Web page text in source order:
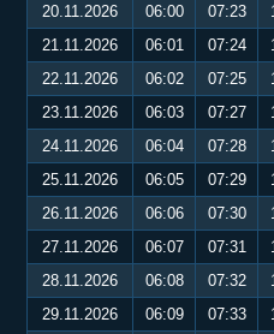
20.11.2026
06:00 07:23
21.11.2026
06:01 07:24
22.11.2026
06:02 07:25
23.11.2026
06:03 07:27
24.11.2026
06:04 07:28
25.11.2026
06:05 07:29
26.11.2026
06:06 07:30
27.11.2026
06:07 07:31
28.11.2026
06:08 07:32
29.11.2026
06:09 07:33